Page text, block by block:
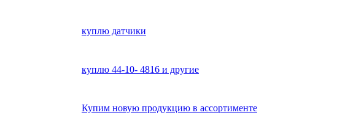
куплю датчики
куплю 44-10- 4816 и другие
Купим новую продукцию в ассортименте